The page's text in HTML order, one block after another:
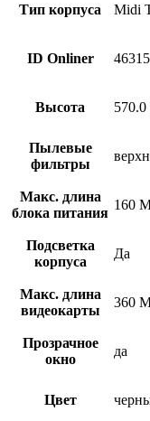
Тип корпуса Midi
ID Onliner
Высота
Пылевые
фильтры
Макс. длина
блока питания
160
Подсветка
корпуса
Да
Макс. длина
видеокарты
360
Прозрачное
окно
да
Цвет